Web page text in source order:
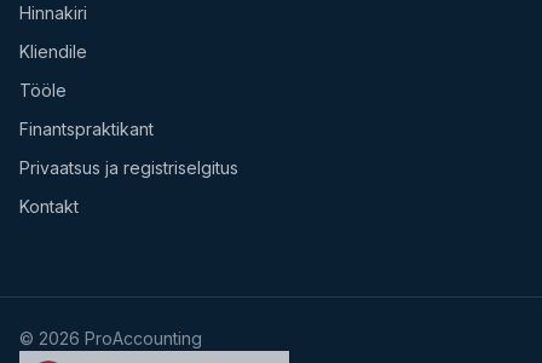
Hinnakiri
Kliendile
Tööle
Finantspraktikant
Privaatsus ja registriselgitus
Kontakt
© 2026 ProAccounting